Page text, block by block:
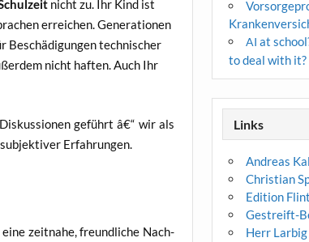
nicht zu. Ihr Kind ist
errei­chen. Gene­ra­tio­nen
Beschä­di­gun­gen tech­ni­scher
nicht haf­ten. Auch Ihr
geführt â€“ wir als
Erfahrungen.
eine zeit­na­he, freund­li­che Nach­
AI at
to deal with it?
Links
Andreas
Christian
Edition Flint
Gestreift-
Herr Larbig